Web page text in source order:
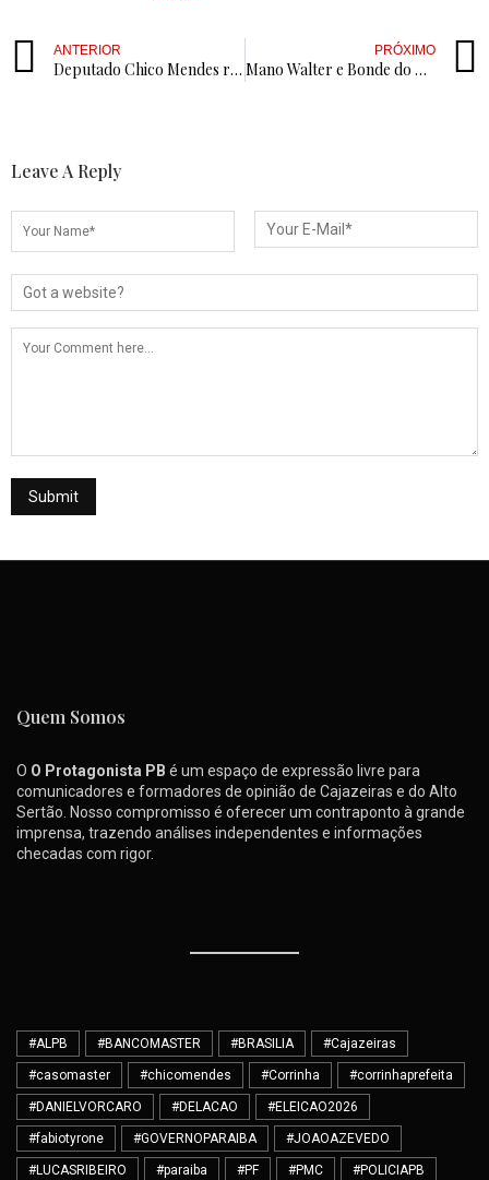
ANTERIOR
Deputado Chico Mendes recebe apoio do grupo de oposição de Assunção para as eleições de 2026
PRÓXIMO
Mano Walter e Bonde do Brasil serão as atrações da “Festa do Caju” em Bernardino Batista
Leave A Reply
Quem Somos
O O Protagonista PB é um espaço de expressão livre para
comunicadores e formadores de opinião de Cajazeiras e do Alto
Sertão. Nosso compromisso é oferecer um contraponto à grande
imprensa, trazendo análises independentes e informações
checadas com rigor.
#ALPB #BANCOMASTER #BRASILIA #Cajazeiras
#casomaster #chicomendes #Corrinha #corrinhaprefeita
#DANIELVORCARO #DELACAO #ELEICAO2026
#fabiotyrone #GOVERNOPARAIBA #JOAOAZEVEDO
#LUCASRIBEIRO #paraiba #PF #PMC #POLICIAPB